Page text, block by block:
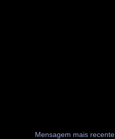
Mensagem mais recente